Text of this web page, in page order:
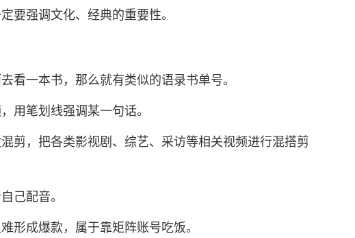
强调文化、经典的重要性。
一本书，那么就有类似的语录书单号。
笔划线强调某一句话。
，把各类影视剧、综艺、采访等相关视频进行混搭剪
己配音。
成爆款，属于靠矩阵账号吃饭。